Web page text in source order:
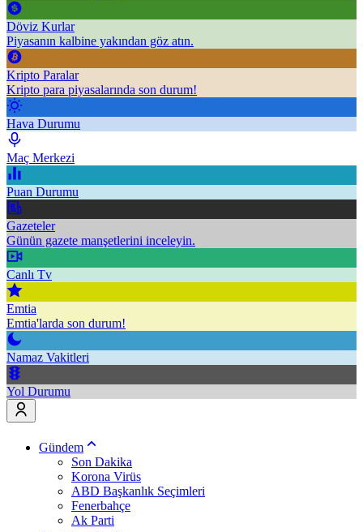
Döviz Kurlar
Piyasanın kalbine yakından göz atın.
Kripto Paralar
Kripto para piyasalarında son durum!
Hava Durumu
Maç Merkezi
Puan Durumu
Gazeteler
Günün gazete manşetlerini inceleyin.
Canlı Tv
Emtia
Emtia'larda son durum!
Namaz Vakitleri
Yol Durumu
Gündem
Son Dakika
Korona Virüs
ABD Başkanlık Seçimleri
Fenerbahçe
Ak Parti